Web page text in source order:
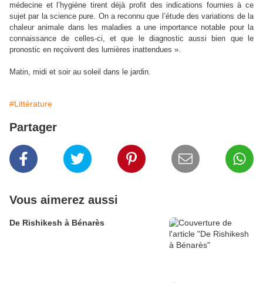
médecine et l’hygiène tirent déjà profit des indications fournies à ce
sujet par la science pure. On a reconnu que l’étude des variations de la
chaleur animale dans les maladies a une importance notable pour la
connaissance de celles-ci, et que le diagnostic aussi bien que le
pronostic en reçoivent des lumières inattendues ».
Matin, midi et soir au soleil dans le jardin.
#Littérature
Partager
Vous aimerez aussi
De Rishikesh à Bénarès